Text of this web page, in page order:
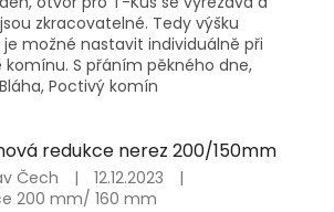
zkracovatelné. Tedy výšku
možné nastavit individuálně při
komínu. S přáním pěkného dne,
Poctivý komín
redukce nerez 200/150mm
Čech | 12.12.2023
|
200 mm/ 160 mm